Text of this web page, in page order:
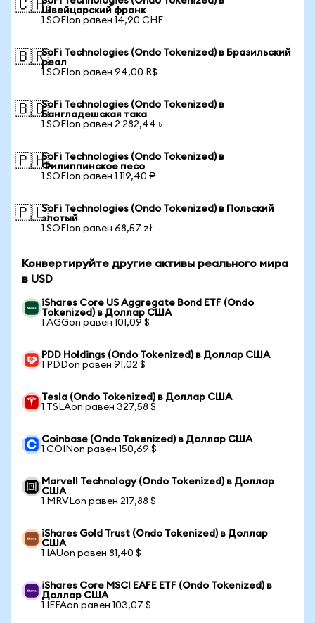
🇨🇭Швейцарский франк
1 SOFIon равен 14,90 CHF
🇧🇷SoFi Technologies (Ondo Tokenized) в Бразильский
реал
1 SOFIon равен 94,00 R$
🇧🇩SoFi Technologies (Ondo Tokenized) в
Бангладешская така
1 SOFIon равен 2 282,44 ৳
🇵🇭SoFi Technologies (Ondo Tokenized) в
Филиппинское песо
1 SOFIon равен 1 119,40 ₱
🇵🇱SoFi Technologies (Ondo Tokenized) в Польский
злотый
1 SOFIon равен 68,57 zł
Конвертируйте другие активы реального мира
в USD
iShares Core US Aggregate Bond ETF (Ondo
Tokenized) в Доллар США
1 AGGon равен 101,09 $
PDD Holdings (Ondo Tokenized) в Доллар США
1 PDDon равен 91,02 $
Tesla (Ondo Tokenized) в Доллар США
1 TSLAon равен 327,58 $
Coinbase (Ondo Tokenized) в Доллар США
1 COINon равен 150,69 $
Marvell Technology (Ondo Tokenized) в Доллар
США
1 MRVLon равен 217,88 $
iShares Gold Trust (Ondo Tokenized) в Доллар
США
1 IAUon равен 81,40 $
iShares Core MSCI EAFE ETF (Ondo Tokenized) в
Доллар США
1 IEFAon равен 103,07 $